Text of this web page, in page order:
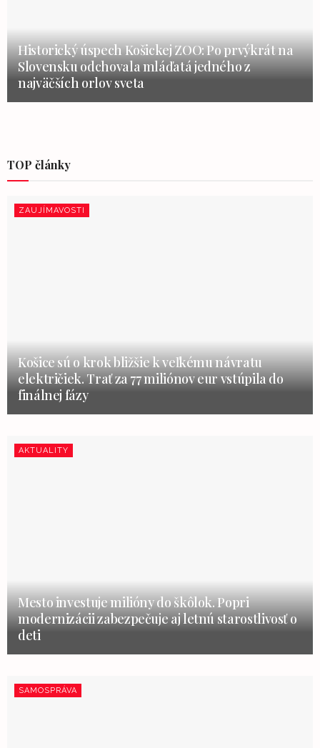
Historický úspech Košickej ZOO: Po prvýkrát na
Slovensku odchovala mláďatá jedného z
najväčších orlov sveta
TOP články
ZAUJÍMAVOSTI
Košice sú o krok bližšie k veľkému návratu
električiek. Trať za 77 miliónov eur vstúpila do
finálnej fázy
AKTUALITY
Mesto investuje milióny do škôlok. Popri
modernizácii zabezpečuje aj letnú starostlivosť o
deti
SAMOSPRÁVA